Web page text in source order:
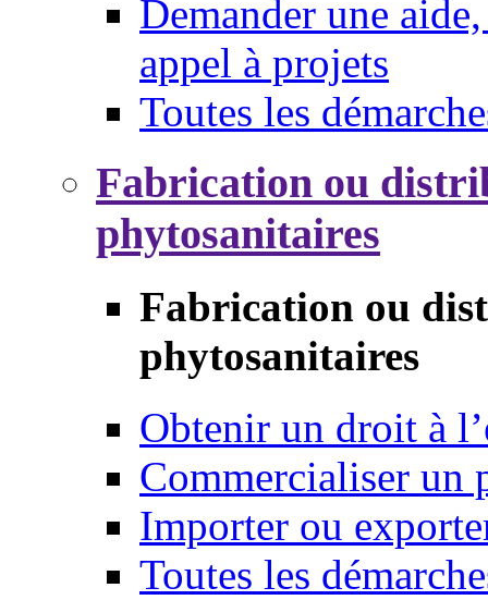
Demander une
appel à projets
Toutes les
Fabrication ou
phytosanitaires
Fabrication ou
phytosanitaires
Obtenir un droit à
Commercialiser un
Importer ou
Toutes les